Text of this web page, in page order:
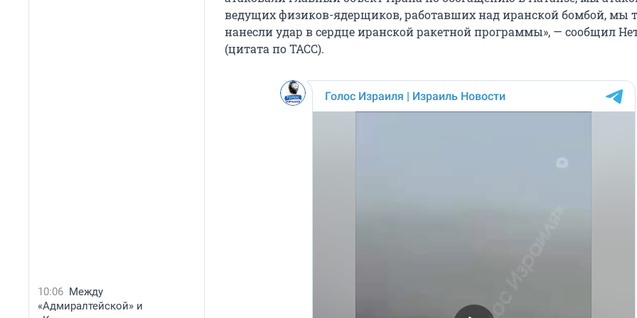
10:06 Между
«Адмиралтейской» и
ведущих физиков-ядерщиков, работавших над иранской бомбой, мы
нанесли удар в сердце иранской ракетной программы», — сообщил
(цитата по ТАСС).